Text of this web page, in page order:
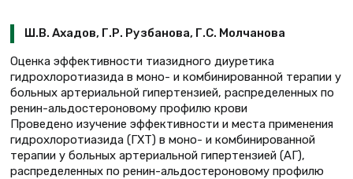
Ш.В. Ахадов, Г.Р. Рузбанова, Г.С. Молчанова
Оценка эффективности тиазидного диуретика
гидрохлоротиазида в моно- и комбинированной терапии у
больных артериальной гипертензией, распределенных по
ренин-альдостероновому профилю крови
Проведено изучение эффективности и места применения
гидрохлоротиазида (ГХТ) в моно- и комбинированной
терапии у больных артериальной гипертензией (АГ),
распределенных по ренин-альдостероновому профилю